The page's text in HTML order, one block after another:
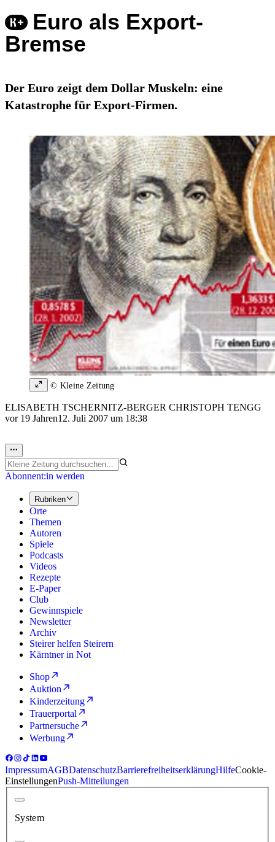
Euro als Export-
Bremse
Der Euro zeigt dem Dollar Muskeln: eine
Katastrophe für Export-Firmen.
© Kleine Zeitung
ELISABETH TSCHERNITZ-BERGER CHRISTOPH TENGG
vor 19 Jahren12. Juli 2007 um 18:38
Abonnent:in werden
Rubriken
Orte
Themen
Autoren
Spiele
Podcasts
Videos
Rezepte
E-Paper
Club
Gewinnspiele
Newsletter
Archiv
Steirer helfen Steirern
Kärntner in Not
Shop
Auktion
Kinderzeitung
Trauerportal
Partnersuche
Werbung
ImpressumAGBDatenschutzBarrierefreiheitserklärungHilfeCookie-
EinstellungenPush-Mitteilungen
System